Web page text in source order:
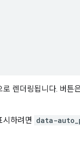
렌더링됩니다. 버튼
시하려면 data-